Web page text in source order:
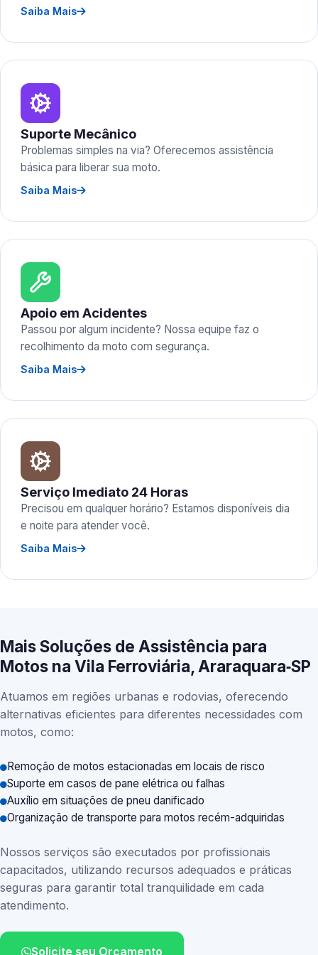
Saiba Mais
Suporte Mecânico
Problemas simples na via? Oferecemos assistência
básica para liberar sua moto.
Saiba Mais
Apoio em Acidentes
Passou por algum incidente? Nossa equipe faz o
recolhimento da moto com segurança.
Saiba Mais
Serviço Imediato 24 Horas
Precisou em qualquer horário? Estamos disponíveis dia
e noite para atender você.
Saiba Mais
Mais Soluções de Assistência para
Motos na Vila Ferroviária, Araraquara‑SP
Atuamos em regiões urbanas e rodovias, oferecendo
alternativas eficientes para diferentes necessidades com
motos, como:
Remoção de motos estacionadas em locais de risco
Suporte em casos de pane elétrica ou falhas
Auxílio em situações de pneu danificado
Organização de transporte para motos recém-adquiridas
Nossos serviços são executados por profissionais
capacitados, utilizando recursos adequados e práticas
seguras para garantir total tranquilidade em cada
atendimento.
Solicite seu Orçamento